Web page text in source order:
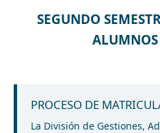
SEGUNDO
PROCESO DE
La División de Gestiones,